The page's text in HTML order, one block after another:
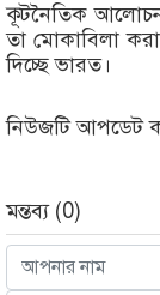
কূটনৈতিক
তা মোকাবিলা
দিচ্ছে ভারত।
নিউজটি আপডেট
মন্তব্য (0)